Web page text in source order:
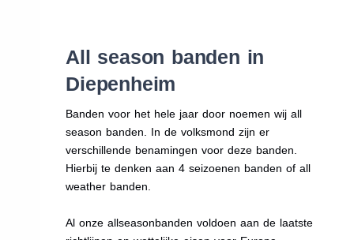
All season banden in
Diepenheim
Banden voor het hele jaar door noemen wij all
season banden. In de volksmond zijn er
verschillende benamingen voor deze banden.
Hierbij te denken aan 4 seizoenen banden of all
weather banden.
Al onze allseasonbanden voldoen aan de laatste